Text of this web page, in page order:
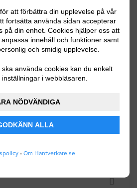
att förbättra din upplevelse på vår
fortsätta använda sidan accepterar
på din enhet. Cookies hjälper oss att
innehåll och funktioner samt
och smidig upplevelse.
använda cookies kan du enkelt
i webbläsaren.
NÖDVÄNDIGA
ALLA
• Om Hantverkare.se